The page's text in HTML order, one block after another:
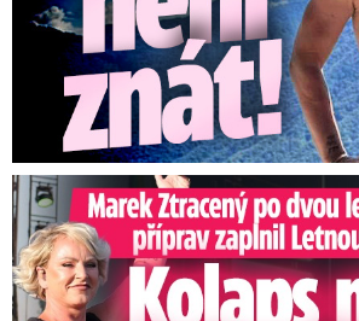
Marek Ztracený na Letné: Pártlová stopla